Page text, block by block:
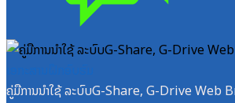
ຄູ່ມືການນຳໃຊ້ ລະບົບG-Share, G-Drive Web